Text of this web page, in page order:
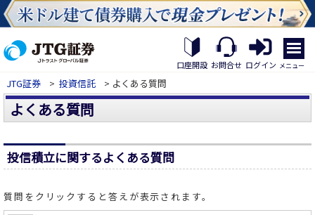
口座開設 お問合せ ログイン
繝｡
繝
九
繝
繧
メニュー
JTG証券 > 投資信託 > よくある質問
よくある質問
投信積立に関するよくある質問
質問をクリックすると答えが表示されます。